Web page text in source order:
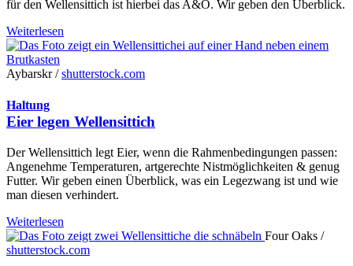
für den Wellensittich ist hierbei das A&O. Wir geben den Überblick.
Weiterlesen
Aybarskr /shutterstock.com
Haltung
Eier legen Wellensittich
Der Wellensittich legt Eier, wenn die Rahmenbedingungen passen:
Angenehme Temperaturen, artgerechte Nistmöglichkeiten & genug
Futter. Wir geben einen Überblick, was ein Legezwang ist und wie
man diesen verhindert.
Weiterlesen
Four Oaks /
shutterstock.com